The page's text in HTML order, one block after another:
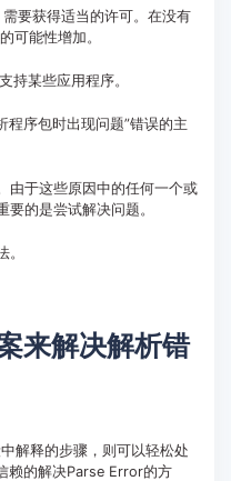
要获得适当的许可。在没有
可能性增加。
持某些应用程序。
程序包时出现问题”错误的主
由于这些原因中的任何一个或
的是尝试解决问题。
来解决解析错
解释的步骤，则可以轻松处
赖的解决Parse Error的方